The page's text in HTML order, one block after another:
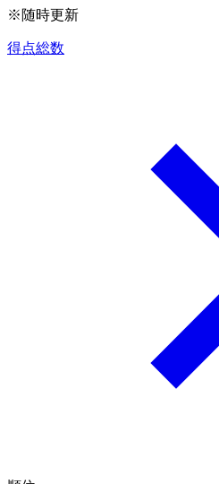
※随時更新
得点総数